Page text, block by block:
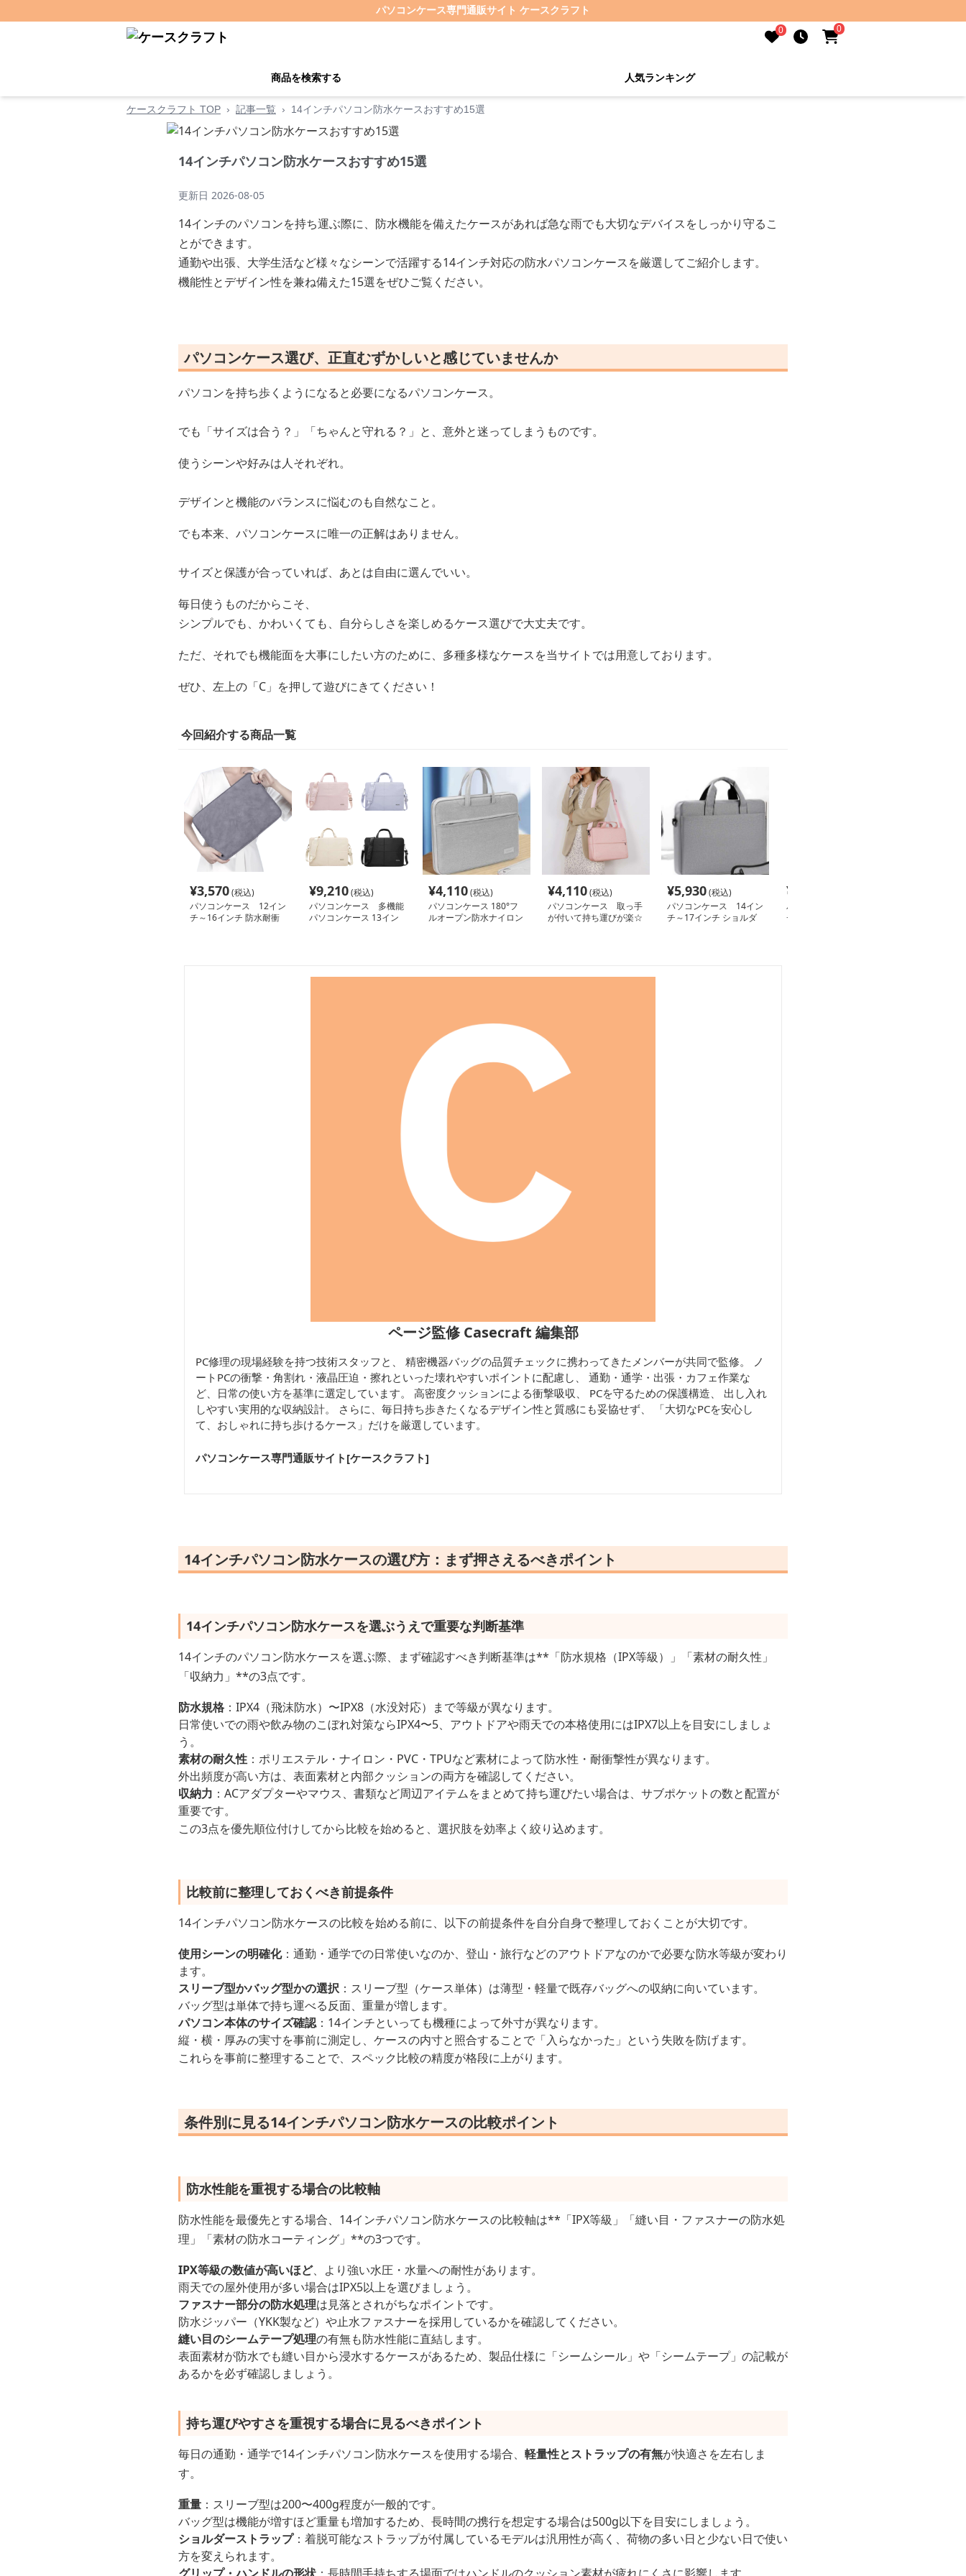
パソコンケース専門通販サイト ケースクラフト
0 0
商品を検索する 人気ランキング
ケースクラフト TOP › 記事一覧 › 14インチパソコン防水ケースおすすめ15選
14インチパソコン防水ケースおすすめ15選
更新日 2026-08-05
14インチのパソコンを持ち運ぶ際に、防水機能を備えたケースがあれば急な雨でも大切なデバイスをしっかり守るこ
とができます。
通勤や出張、大学生活など様々なシーンで活躍する14インチ対応の防水パソコンケースを厳選してご紹介します。
機能性とデザイン性を兼ね備えた15選をぜひご覧ください。
パソコンケース選び、正直むずかしいと感じていませんか
パソコンを持ち歩くようになると必要になるパソコンケース。
でも「サイズは合う？」「ちゃんと守れる？」と、意外と迷ってしまうものです。
使うシーンや好みは人それぞれ。
デザインと機能のバランスに悩むのも自然なこと。
でも本来、パソコンケースに唯一の正解はありません。
サイズと保護が合っていれば、あとは自由に選んでいい。
毎日使うものだからこそ、
シンプルでも、かわいくても、自分らしさを楽しめるケース選びで大丈夫です。
ただ、それでも機能面を大事にしたい方のために、多種多様なケースを当サイトでは用意しております。
ぜひ、左上の「C」を押して遊びにきてください！
今回紹介する商品一覧
¥3,570(税込)
パソコンケース 12イン
チ～16インチ 防水耐衝
¥9,210(税込)
パソコンケース 多機能
パソコンケース 13イン
¥4,110(税込)
パソコンケース 180°フ
ルオープン防水ナイロン
¥4,110(税込)
パソコンケース 取っ手
が付いて持ち運びが楽☆
¥5,930(税込)
パソコンケース 14イン
チ～17インチ ショルダ
¥
パソコンケース 13イン
チ～15.6インチ 和紙調
ページ監修 Casecraft 編集部
PC修理の現場経験を持つ技術スタッフと、 精密機器バッグの品質チェックに携わってきたメンバーが共同で監修。 ノ
ートPCの衝撃・角割れ・液晶圧迫・擦れといった壊れやすいポイントに配慮し、 通勤・通学・出張・カフェ作業な
ど、日常の使い方を基準に選定しています。 高密度クッションによる衝撃吸収、 PCを守るための保護構造、 出し入れ
しやすい実用的な収納設計。 さらに、毎日持ち歩きたくなるデザイン性と質感にも妥協せず、 「大切なPCを安心し
て、おしゃれに持ち歩けるケース」だけを厳選しています。
パソコンケース専門通販サイト[ケースクラフト]
14インチパソコン防水ケースの選び方：まず押さえるべきポイント
14インチパソコン防水ケースを選ぶうえで重要な判断基準
14インチのパソコン防水ケースを選ぶ際、まず確認すべき判断基準は**「防水規格（IPX等級）」「素材の耐久性」
「収納力」**の3点です。
防水規格 ：IPX4（飛沫防水）〜IPX8（水没対応）まで等級が異なります。
日常使いでの雨や飲み物のこぼれ対策ならIPX4〜5、アウトドアや雨天での本格使用にはIPX7以上を目安にしましょ
う。
素材の耐久性 ：ポリエステル・ナイロン・PVC・TPUなど素材によって防水性・耐衝撃性が異なります。
外出頻度が高い方は、表面素材と内部クッションの両方を確認してください。
収納力 ：ACアダプターやマウス、書類など周辺アイテムをまとめて持ち運びたい場合は、サブポケットの数と配置が
重要です。
この3点を優先順位付けしてから比較を始めると、選択肢を効率よく絞り込めます。
比較前に整理しておくべき前提条件
14インチパソコン防水ケースの比較を始める前に、以下の前提条件を自分自身で整理しておくことが大切です。
使用シーンの明確化：通勤・通学での日常使いなのか、登山・旅行などのアウトドアなのかで必要な防水等級が変わり
ます。
スリーブ型かバッグ型かの選択 ：スリーブ型（ケース単体）は薄型・軽量で既存バッグへの収納に向いています。
バッグ型は単体で持ち運べる反面、重量が増します。
パソコン本体のサイズ確認：14インチといっても機種によって外寸が異なります。
縦・横・厚みの実寸を事前に測定し、ケースの内寸と照合することで「入らなかった」という失敗を防げます。
これらを事前に整理することで、スペック比較の精度が格段に上がります。
条件別に見る14インチパソコン防水ケースの比較ポイント
防水性能を重視する場合の比較軸
防水性能を最優先とする場合、14インチパソコン防水ケースの比較軸は**「IPX等級」「縫い目・ファスナーの防水処
理」「素材の防水コーティング」**の3つです。
IPX等級の数値が高いほど、より強い水圧・水量への耐性があります。
雨天での屋外使用が多い場合はIPX5以上を選びましょう。
ファスナー部分の防水処理は見落とされがちなポイントです。
防水ジッパー（YKK製など）や止水ファスナーを採用しているかを確認してください。
縫い目のシームテープ処理の有無も防水性能に直結します。
表面素材が防水でも縫い目から浸水するケースがあるため、製品仕様に「シームシール」や「シームテープ」の記載が
あるかを必ず確認しましょう。
持ち運びやすさを重視する場合に見るべきポイント
毎日の通勤・通学で14インチパソコン防水ケースを使用する場合、 軽量性とストラップの有無が快適さを左右しま
す。
重量 ：スリーブ型は200〜400g程度が一般的です。
バッグ型は機能が増すほど重量も増加するため、長時間の携行を想定する場合は500g以下を目安にしましょう。
ショルダーストラップ：着脱可能なストラップが付属しているモデルは汎用性が高く、荷物の多い日と少ない日で使い
方を変えられます。